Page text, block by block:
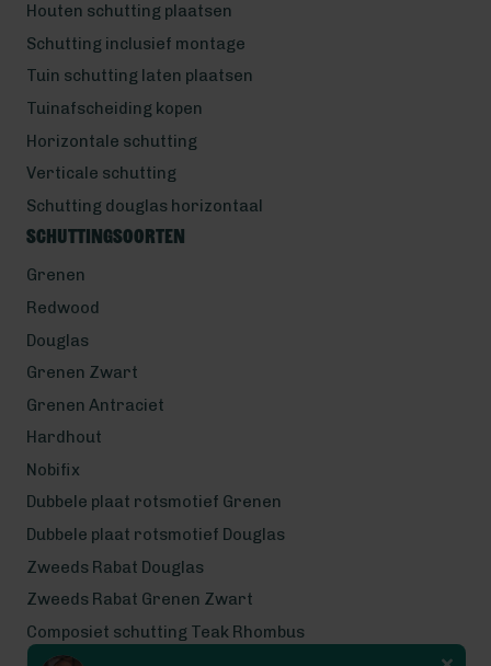
Houten schutting plaatsen
Schutting inclusief montage
Tuin schutting laten plaatsen
Tuinafscheiding kopen
Horizontale schutting
Verticale schutting
Schutting douglas horizontaal
Schuttingsoorten
Grenen
Redwood
Douglas
Grenen Zwart
Grenen Antraciet
Hardhout
Nobifix
Dubbele plaat rotsmotief Grenen
Dubbele plaat rotsmotief Douglas
Zweeds Rabat Douglas
Zweeds Rabat Grenen Zwart
Composiet schutting Teak Rhombus